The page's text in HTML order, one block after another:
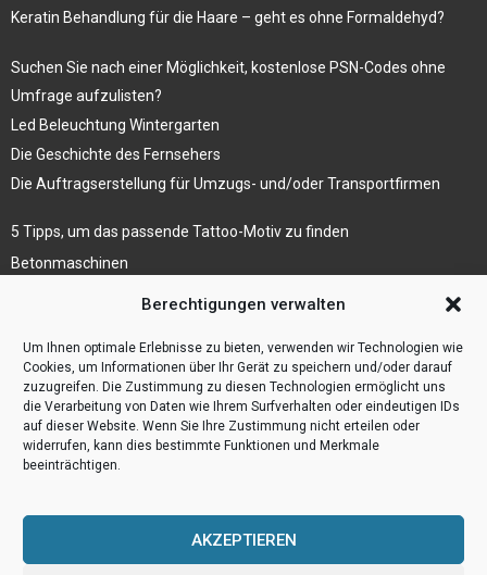
Berechtigungen verwalten
Um Ihnen optimale Erlebnisse zu bieten, verwenden wir Technologien wie
Cookies, um Informationen über Ihr Gerät zu speichern und/oder darauf
zuzugreifen. Die Zustimmung zu diesen Technologien ermöglicht uns
die Verarbeitung von Daten wie Ihrem Surfverhalten oder eindeutigen IDs
auf dieser Website. Wenn Sie Ihre Zustimmung nicht erteilen oder
widerrufen, kann dies bestimmte Funktionen und Merkmale
beeinträchtigen.
AKZEPTIEREN
Keratin Behandlung für die Haare – geht es ohne Formaldehyd?
Suchen Sie nach einer Möglichkeit, kostenlose PSN-Codes ohne
Umfrage aufzulisten?
Led Beleuchtung Wintergarten
Die Geschichte des Fernsehers
Die Auftragserstellung für Umzugs- und/oder Transportfirmen
5 Tipps, um das passende Tattoo-Motiv zu finden
Betonmaschinen
Effizienzsteigerung